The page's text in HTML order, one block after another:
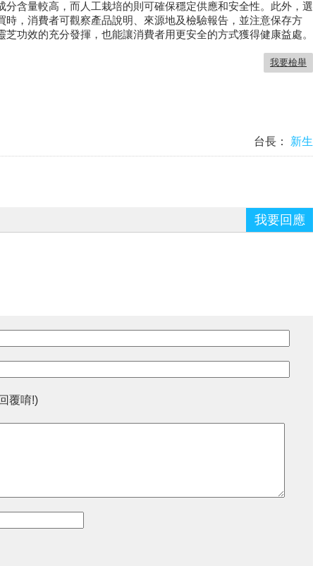
含量較高，而人工栽培的則可確保穩定供應和安全性。此外，選
，消費者可觀察產品說明、來源地及檢驗報告，並注意保存方
功效的充分發揮，也能讓消費者用更安全的方式獲得健康益處。
我要檢舉
台長：
新生
我要回應
覆唷!)